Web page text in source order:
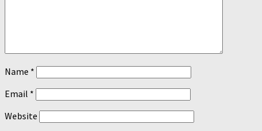
Name *
Email *
Website